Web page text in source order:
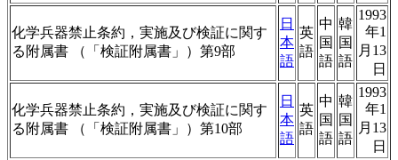
化学兵器禁止条約，実施及び検証に関す
る附属書 （「検証附属書」）第9部
日
本
語
英
語
中
国
語
韓
国
語
1993
年1
月13
日
化学兵器禁止条約，実施及び検証に関す
る附属書 （「検証附属書」）第10部
日
本
語
英
語
中
国
語
韓
国
語
1993
年1
月13
日